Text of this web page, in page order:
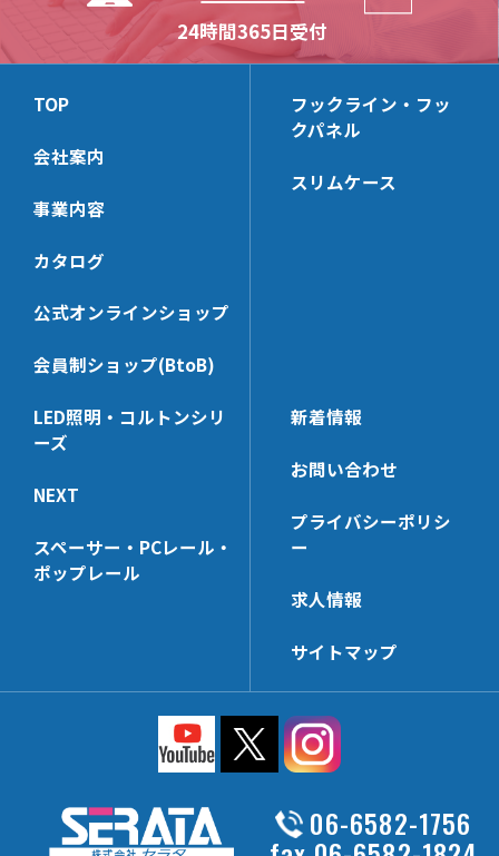
HL-PCHK
HL-SE
HL-UHK
HL-SWHK
HL-PT35x68N
HL-DHK-N
HL-R3HK
HL-PT25x38N
HL-HK4
HL-HCHK
HL-PT30x140N
HL-CHK-N
HP-SWHK/L
HP-PT60x65N
HP-CTHK【在庫限り】
HP-WHG25
HP-MZHK
HP-PT40x65N
HP-WHG30
HP-FHK
HP-PT25x65N
HP-WHK
HP-WLHK
HP-PTU25
HL-PS
(リーズナブルモデル)
HB-S
HB-B
HB-T
24時間365日受付
TOP
会社案内
事業内容
カタログ
公式オンラインショップ
会員制ショップ(BtoB)
フックライン・フッ
クパネル
スリムケース
LED照明・コルトンシリ
ーズ
NEXT
スペーサー・PCレール・
ポップレール
新着情報
お問い合わせ
プライバシーポリシ
ー
求人情報
サイトマップ
06-6582-1756